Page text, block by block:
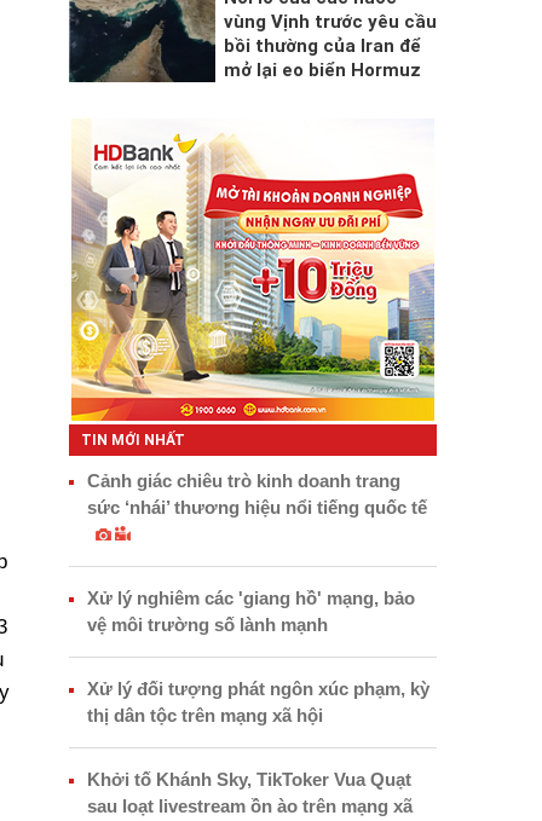
vùng Vịnh trước yêu cầu
bồi thường của Iran để
mở lại eo biển Hormuz
TIN MỚI NHẤT
Cảnh giác chiêu trò kinh doanh trang
sức ‘nhái’ thương hiệu nổi tiếng quốc tế
Xử lý nghiêm các 'giang hồ' mạng, bảo
vệ môi trường số lành mạnh
Xử lý đối tượng phát ngôn xúc phạm, kỳ
thị dân tộc trên mạng xã hội
Khởi tố Khánh Sky, TikToker Vua Quạt
sau loạt livestream ồn ào trên mạng xã